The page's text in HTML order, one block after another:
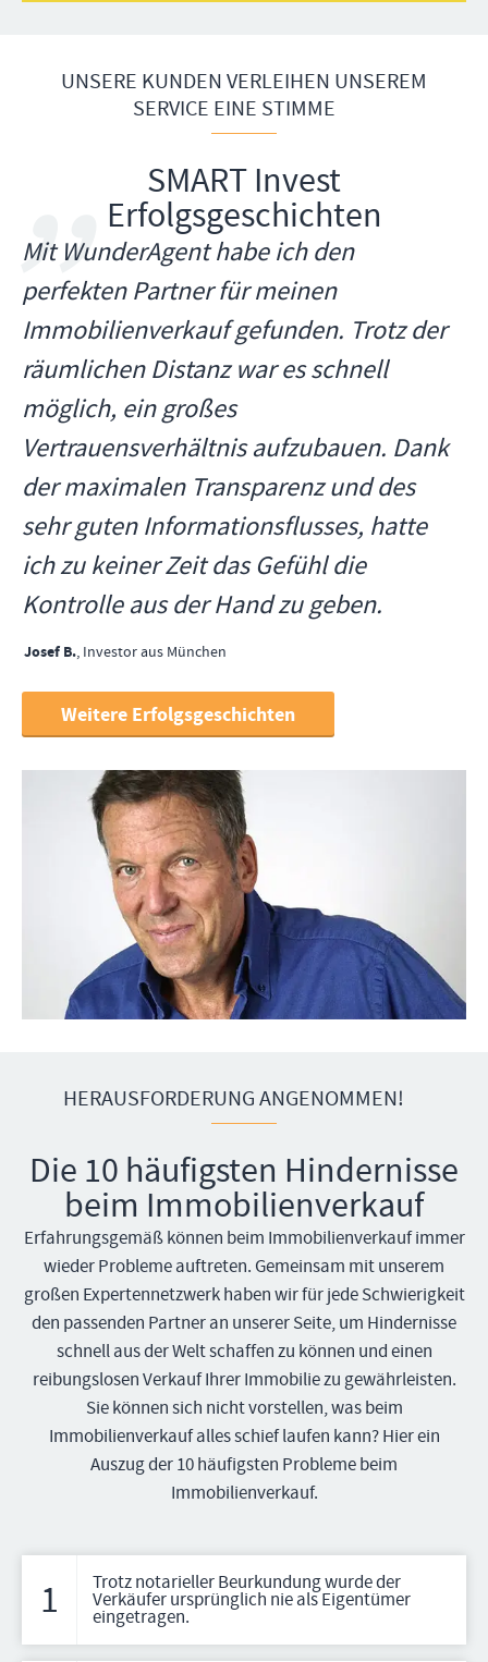
UNSERE KUNDEN VERLEIHEN UNSEREM
SERVICE EINE STIMME
SMART Invest
Erfolgsgeschichten
Mit WunderAgent habe ich den
perfekten Partner für meinen
Immobilienverkauf gefunden. Trotz der
räumlichen Distanz war es schnell
möglich, ein großes
Vertrauensverhältnis aufzubauen. Dank
der maximalen Transparenz und des
sehr guten Informationsflusses, hatte
ich zu keiner Zeit das Gefühl die
Kontrolle aus der Hand zu geben.
Josef B., Investor aus München
Weitere Erfolgsgeschichten
HERAUSFORDERUNG ANGENOMMEN!
Die 10 häufigsten Hindernisse
beim Immobilienverkauf
Erfahrungsgemäß können beim Immobilienverkauf immer
wieder Probleme auftreten. Gemeinsam mit unserem
großen Expertennetzwerk haben wir für jede Schwierigkeit
den passenden Partner an unserer Seite, um Hindernisse
schnell aus der Welt schaffen zu können und einen
reibungslosen Verkauf Ihrer Immobilie zu gewährleisten.
Sie können sich nicht vorstellen, was beim
Immobilienverkauf alles schief laufen kann? Hier ein
Auszug der 10 häufigsten Probleme beim
Immobilienverkauf.
1 Trotz notarieller Beurkundung wurde der
Verkäufer ursprünglich nie als Eigentümer
eingetragen.